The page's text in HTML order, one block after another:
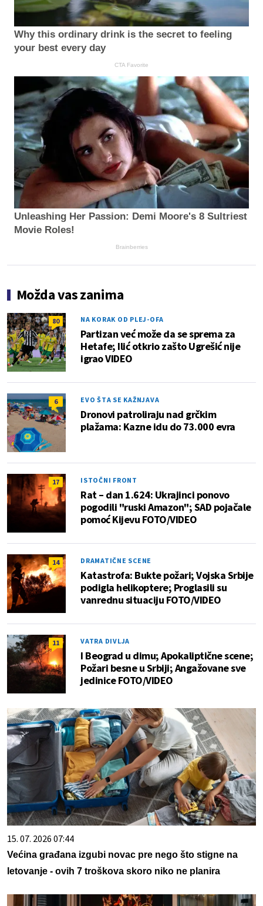
Why this ordinary drink is the secret to feeling
your best every day
CTA Favorite
Unleashing Her Passion: Demi Moore's 8 Sultriest
Movie Roles!
Brainberries
Možda vas zanima
80 NA KORAK OD PLEJ-OFA
Partizan već može da se sprema za
Hetafe; Ilić otkrio zašto Ugrešić nije
igrao VIDEO
6 EVO ŠTA SE KAŽNJAVA
Dronovi patroliraju nad grčkim
plažama: Kazne idu do 73.000 evra
17 ISTOČNI FRONT
Rat – dan 1.624: Ukrajinci ponovo
pogodili "ruski Amazon"; SAD pojačale
pomoć Kijevu FOTO/VIDEO
14 DRAMATIČNE SCENE
Katastrofa: Bukte požari; Vojska Srbije
podigla helikoptere; Proglasili su
vanrednu situaciju FOTO/VIDEO
11 VATRA DIVLJA
I Beograd u dimu; Apokaliptične scene;
Požari besne u Srbiji; Angažovane sve
jedinice FOTO/VIDEO
15. 07. 2026 07:44
Većina građana izgubi novac pre nego što stigne na
letovanje - ovih 7 troškova skoro niko ne planira